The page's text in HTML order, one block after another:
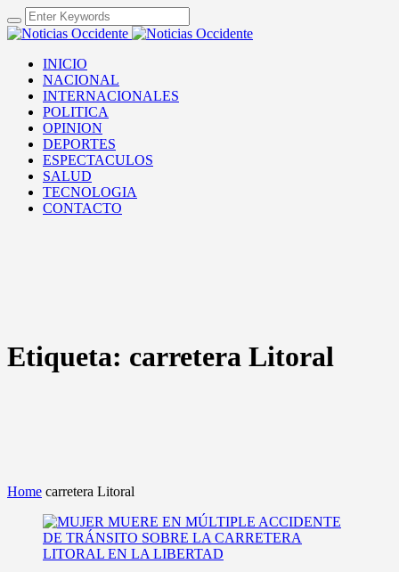
INICIO
NACIONAL
INTERNACIONALES
POLITICA
OPINION
DEPORTES
ESPECTACULOS
SALUD
TECNOLOGIA
CONTACTO
Etiqueta: carretera Litoral
Home carretera Litoral